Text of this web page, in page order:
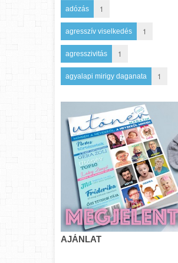
adózás 1
agresszív viselkedés 1
agresszivitás 1
agyalapi mirigy daganata 1
AJÁNLAT